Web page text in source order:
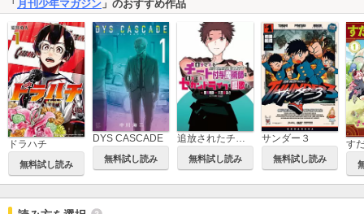
「 月刊少年マガジン 」のおすすめ作品
ドラハチ
無料試し読み
DYS CASCADE
無料試し読み
追放されたチート付与魔術師は気ままなセカンドライフを謳歌する。 ～俺は武器だけじゃなく、あらゆるものに『強化ポイント』を付与できるし、俺の意思でいつでも効果を解除できるけど、残った人たち大丈夫？～
無料試し読み
サンダー３
無料試し読み
す